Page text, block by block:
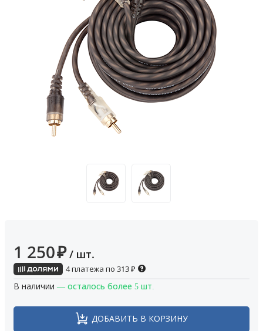
1 250₽ / шт.
4 платежа по 313₽
В наличии — осталось более 5 шт.
ДОБАВИТЬ В КОРЗИНУ